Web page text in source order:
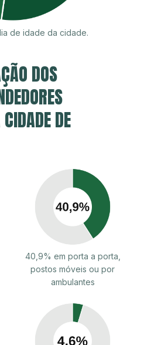
de idade da cidade.
DOS
DE
40,9% em porta a porta,
postos móveis ou por
ambulantes